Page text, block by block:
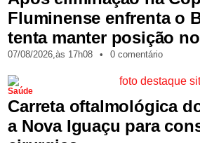
Fluminense enfrenta o
tenta manter posição
07/08/2026,às 17h08 • 0 comentário
Saúde
Carreta oftalmológica
a Nova Iguaçu para